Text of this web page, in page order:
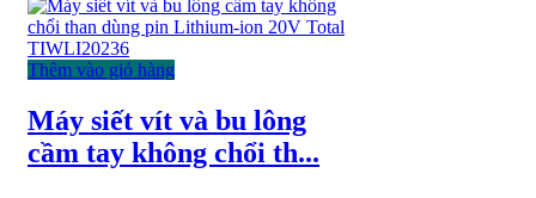
Thêm vào giỏ hàng
Máy siết vít và bu lông
cầm tay không chổi th...